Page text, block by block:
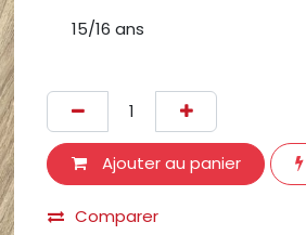
15/16 ans
Ajouter au panier
Comparer